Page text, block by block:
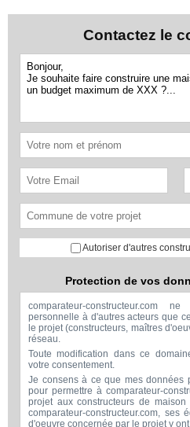
Contactez le
Autoriser d'autres
Protection de vos
comparateur-constructeur.com
personnelle à d'autres acteurs que
le projet (constructeurs, maîtres
réseau.
Toute modification dans ce
votre consentement.
Je consens à ce que mes données
pour permettre à comparateur-
projet aux constructeurs de
comparateur-constructeur.com, ses
d'oeuvre concernée par le projet y